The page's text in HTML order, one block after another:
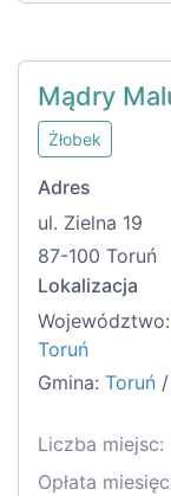
Mądry
Żłobek
Adres
ul. Zielna 19
87-100 Toruń
Lokalizacja
Województwo:
Toruń
Gmina: Toruń
Liczba miejsc:
Opłata